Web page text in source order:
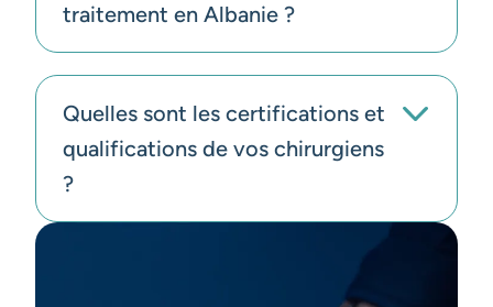
traitement en Albanie ?
Quelles sont les certifications et
qualifications de vos chirurgiens
?